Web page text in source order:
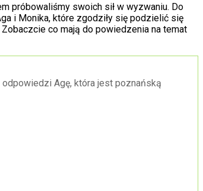
próbowaliśmy swoich sił w wyzwaniu. Do
i Monika, które zgodziły się podzielić się
co mają do powiedzenia na temat
odpowiedzi Agę, która jest poznańską